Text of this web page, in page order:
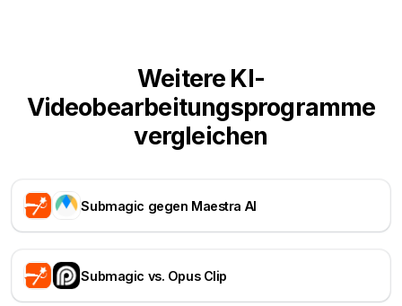
Weitere KI-
Videobearbeitungsprogramme
vergleichen
Submagic gegen Maestra AI
Submagic vs. Opus Clip